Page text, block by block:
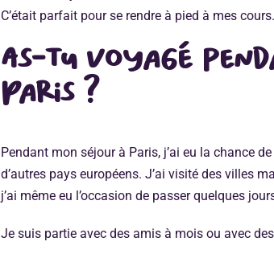
C’était parfait pour se rendre à pied à mes
As-tu voyagé
Paris ?
Pendant mon séjour à Paris, j’ai eu la chance
d’autres pays européens. J’ai visité des villes
j’ai même eu l’occasion de passer quelques
Je suis partie avec des amis à mois ou avec